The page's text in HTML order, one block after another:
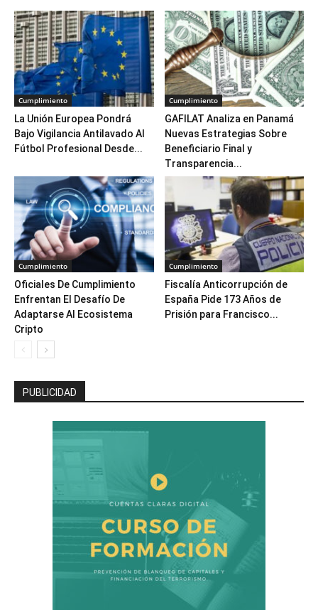
Cumplimiento
La Unión Europea Pondrá
Bajo Vigilancia Antilavado Al
Fútbol Profesional Desde...
Cumplimiento
GAFILAT Analiza en Panamá
Nuevas Estrategias Sobre
Beneficiario Final y
Transparencia...
Cumplimiento
Oficiales De Cumplimiento
Enfrentan El Desafío De
Adaptarse Al Ecosistema
Cripto
Cumplimiento
Fiscalía Anticorrupción de
España Pide 173 Años de
Prisión para Francisco...
PUBLICIDAD